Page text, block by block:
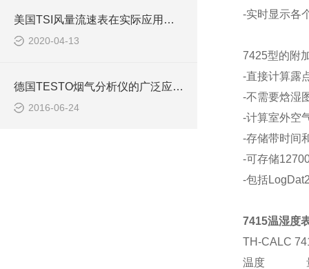
美国TSI风量流速表在实际应用上有九大特点
2020-04-13
德国TESTO烟气分析仪的广泛应用领域
2016-06-24
-实时显示各
7425型的附
-直接计算露
-不需要焓湿
-计算室外空
-存储带时间
-可存储
-包括
7415温湿度
TH-CALC
温度 量程